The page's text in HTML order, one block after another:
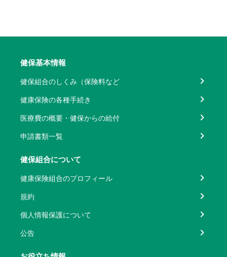
健保基本情報
健保組合のしくみ（保険料など
健康保険の各種手続き
医療費の概要・健保からの給付
申請書類一覧
健保組合について
健康保険組合のプロフィール
規約
個人情報保護について
公告